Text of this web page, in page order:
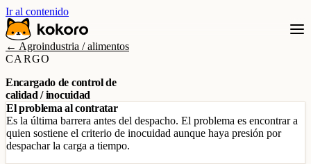
Ir al contenido
← Agroindustria / alimentos
CARGO
Encargado de control de
calidad / inocuidad
El problema al contratar
Es la última barrera antes del despacho. El problema es encontrar a
quien sostiene el criterio de inocuidad aunque haya presión por
despachar la carga a tiempo.